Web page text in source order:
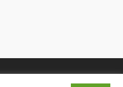
Политика на приватност